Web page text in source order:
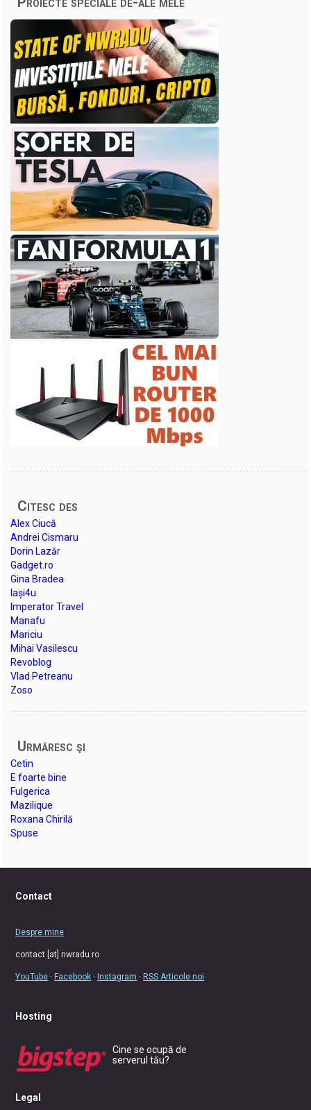
Citesc des
Alex Ciucă
Andrei Cismaru
Dorin Lazăr
Gadget.ro
Gina Bradea
Iași4u
Imperator Travel
Manafu
Mariciu
Mihai Vasilescu
Revoblog
Vlad Petreanu
Zoso
Urmăresc şi
Cetin
E foarte bine
Fulgerica
Mazilique
Roxana Chirilă
Spuse
Contact
Despre mine
contact [at] nwradu.ro
YouTube · Facebook · Instagram · RSS Articole noi
Hosting
Cine se ocupă de
serverul tău?
Legal